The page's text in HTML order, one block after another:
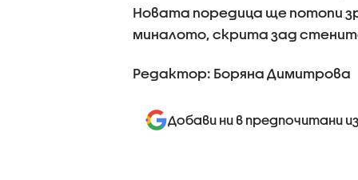
Новата поредица ще потопи
миналото, скрита зад
Редактор: Боряна Димитрова
Добави ни в предпочитани